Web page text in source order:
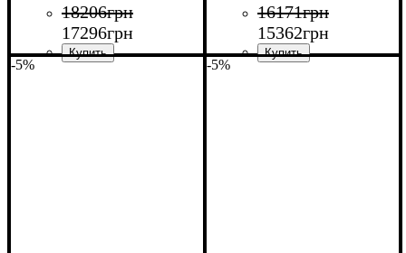
18206грн
17296грн
16171грн
15362грн
-5% -5%